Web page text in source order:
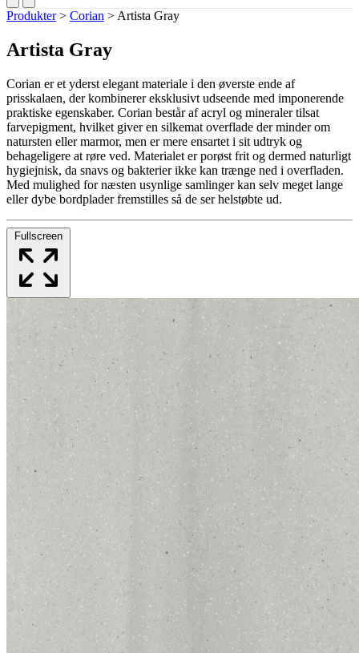
Produkter > Corian > Artista Gray
Artista Gray
Corian er et yderst elegant materiale i den øverste ende af
prisskalaen, der kombinerer eksklusivt udseende med imponerende
praktiske egenskaber. Corian består af acryl og mineraler tilsat
farvepigment, hvilket giver en silkemat overflade der minder om
natursten eller marmor, men er mere ensartet i sit udtryk og
behageligere at røre ved. Materialet er porøst frit og dermed naturligt
hygiejnisk, da snavs og bakterier ikke kan trænge ned i overfladen.
Med mulighed for næsten usynlige samlinger kan selv meget lange
eller dybe bordplader fremstilles så de ser helstøbte ud.
Fullscreen